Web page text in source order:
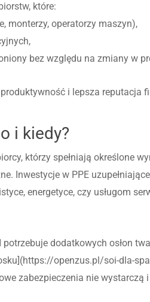
które:
monterzy, operatorzy maszyn),
bez względu na zmiany w
i lepsza reputacja
i kiedy?
którzy spełniają określone
Inwestycje w PPE
energetyce, czy usługom
dodatkowych osłon
openzus.pl/soi-dla-
zabezpieczenia nie wystarczą